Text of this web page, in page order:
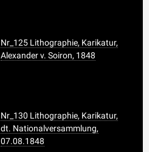
Nr_125 Lithographie, Karikatur,
Alexander v. Soiron, 1848
Nr_130 Lithographie, Karikatur,
dt. Nationalversammlung,
07.08.1848